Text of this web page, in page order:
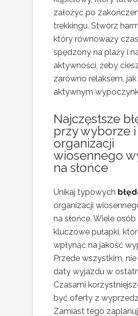
założyć po
trekkingu. Stwórz
który równoważy czas
spędzony na plaży i
aktywności, żeby
zarówno relaksem, jak
aktywnym
Najczęstsze
przy wyborze i
organizacji
wiosennego
na słońce
Unikaj typowych
organizacji
na słońce. Wiele osób
kluczowe pułapki,
wpłynąć na jakość
Przede wszystkim,
daty wyjazdu w
Czasami
być oferty z
Zamiast tego